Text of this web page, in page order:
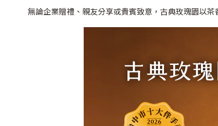
無論企業贈禮、親友分享或貴賓致意，古典玫瑰園以